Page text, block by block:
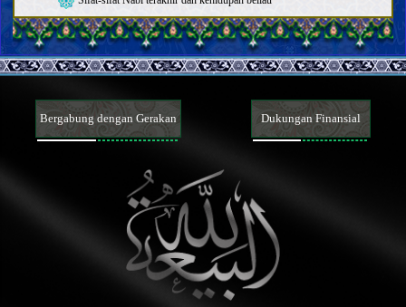
Karakteristik Nabi terakhir
Para sahabat dan para istri Nabi terakhir
Sifat-sifat Ahlul Bait Nabi terakhir, dan kehidupan mereka
Imam Mahdi
Keberadaan, sifat-sifat, dan perbuatan Imam Mahdi
Imam Mahdi
Tanda-tanda kedatangan Imam Mahdi dan fitnah Akhir Zaman
Memahami Akhirat
Sifat-sifat iman dan kekufuran serta para pengikutnya
Hal-hal terkait agama, mazhab dan sekte
Do‘a dan teks ziarah
Nasihat dan wejangan
Keutamaan moral dan keburukannya
Bergabung dengan Gerakan Dukungan Finansial